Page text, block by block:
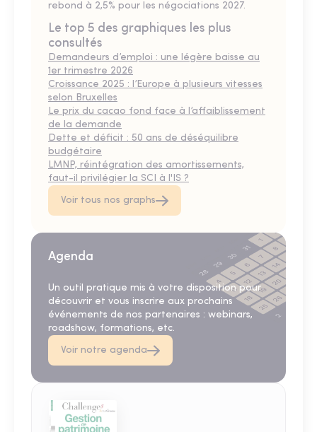
rebond à 2,5% pour les négociations 2027.
Le top 5 des graphiques les plus
consultés
Demandeurs d’emploi : une légère baisse au
1er trimestre 2026
Croissance 2025 : l’Europe à plusieurs vitesses
selon Bruxelles
Le prix du cacao fond face à l’affaiblissement
de la demande
Dette et déficit : 50 ans de déséquilibre
budgétaire
LMNP, réintégration des amortissements,
faut-il privilégier la SCI à l'IS ?
Voir tous nos graphs
Agenda
Un outil pratique mis à votre disposition pour
découvrir et vous inscrire aux prochains
événements de nos partenaires : webinars,
roadshow, formations, etc.
Voir notre agenda